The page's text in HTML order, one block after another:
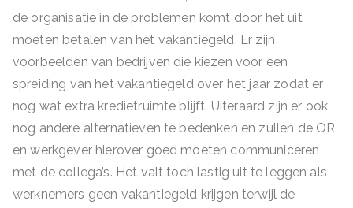
de organisatie in de problemen komt door het uit
moeten betalen van het vakantiegeld. Er zijn
voorbeelden van bedrijven die kiezen voor een
spreiding van het vakantiegeld over het jaar zodat er
nog wat extra kredietruimte blijft. Uiteraard zijn er ook
nog andere alternatieven te bedenken en zullen de OR
en werkgever hierover goed moeten communiceren
met de collega’s. Het valt toch lastig uit te leggen als
werknemers geen vakantiegeld krijgen terwijl de